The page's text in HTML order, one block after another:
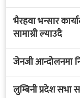
भैरहवा भन्सार
सामाग्री ल्याउदै
जेनजी आन्दोलनमा
लुम्बिनी प्रदेश सभा